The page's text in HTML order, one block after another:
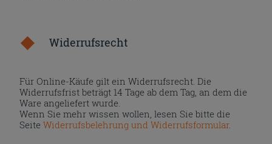
Widerrufsrecht
Für Online-Käufe gilt ein Widerrufsrecht. Die
Widerrufsfrist beträgt 14 Tage ab dem Tag, an dem die
Ware angeliefert wurde.
Wenn Sie mehr wissen wollen, lesen Sie bitte die
SeiteWiderrufsbelehrung und Widerrufsformular.